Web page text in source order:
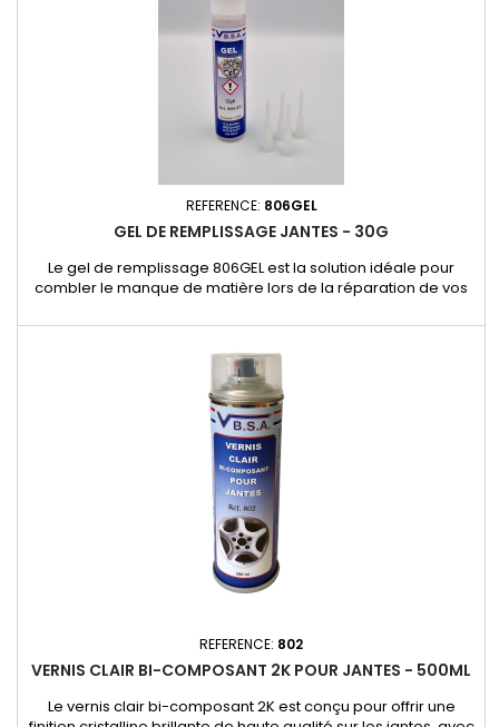
REFERENCE: 806GEL
GEL DE REMPLISSAGE JANTES - 30G
Le gel de remplissage 806GEL est la solution idéale pour
combler le manque de matière lors de la réparation de vos
une adhérence optimale sur l’aluminium.- Facile à appliquer
pour restaurer les surfaces abîmées avec précision.- Idéal
pour la réparation des impacts, rayures et éclats.
REFERENCE: 802
VERNIS CLAIR BI-COMPOSANT 2K POUR JANTES - 500ML
Le vernis clair bi-composant 2K est conçu pour offrir une